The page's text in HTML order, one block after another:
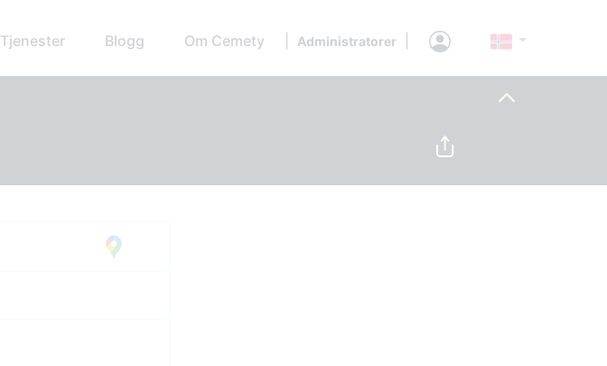
Tjenester Blogg Om Cemety Administratorer